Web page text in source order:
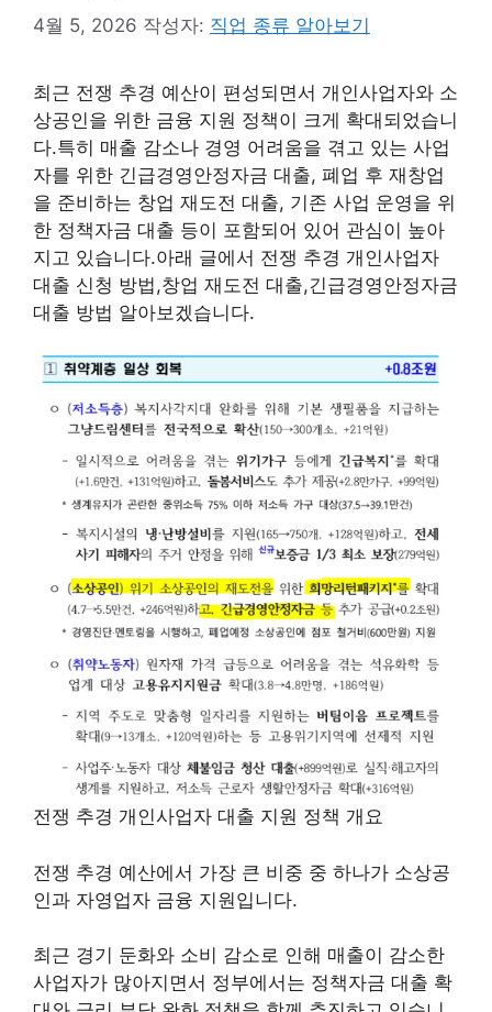
4월 5, 2026 작성자: 직업 종류 알아보기
최근 전쟁 추경 예산이 편성되면서 개인사업자와 소
상공인을 위한 금융 지원 정책이 크게 확대되었습니
다.특히 매출 감소나 경영 어려움을 겪고 있는 사업
자를 위한 긴급경영안정자금 대출, 폐업 후 재창업
을 준비하는 창업 재도전 대출, 기존 사업 운영을 위
한 정책자금 대출 등이 포함되어 있어 관심이 높아
지고 있습니다.아래 글에서 전쟁 추경 개인사업자
대출 신청 방법,창업 재도전 대출,긴급경영안정자금
대출 방법 알아보겠습니다.
전쟁 추경 개인사업자 대출 지원 정책 개요
전쟁 추경 예산에서 가장 큰 비중 중 하나가 소상공
인과 자영업자 금융 지원입니다.
최근 경기 둔화와 소비 감소로 인해 매출이 감소한
사업자가 많아지면서 정부에서는 정책자금 대출 확